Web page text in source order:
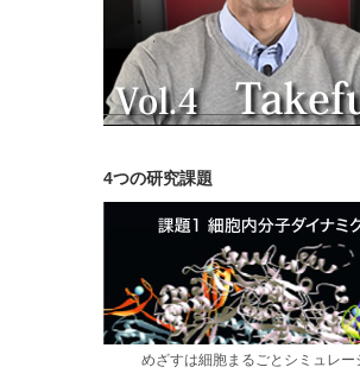
4つの研究課題
めざすは細胞まるごとシミュレー